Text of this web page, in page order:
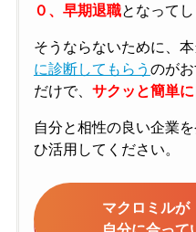
０、早期退職となってし
そうならないために、
に診断してもらう のが
だけで、 サクッと簡単
自分と相性の良い企業
ひ活用してください。
マクロミルが